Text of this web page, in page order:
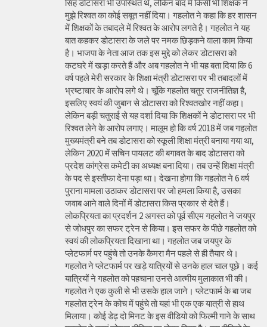
सिंह डोटासरा भी उपस्थित थे, लेकिन बाद में किसी भी शिक्षक ने
मुझे रिश्वत का कोई सबूत नहीं दिया। गहलोत ने कहा कि हर शासन
में शिक्षकों के तबादले में रिश्वत के आरोप लगते है। गहलोत ने यह
बात कहकर डोटासरा के जले पर नमक छिड़कने वाला काम किया
है। भाजपा के नेता आज तक इस मुद्दे को लेकर डोटासरा को
कटघरे में खड़ा करते हैं और अब गहलोत ने भी यह बता दिया कि 6
वर्ष पहले मेरी सरकार के शिक्षा मंत्री डोटासरा पर भी तबादलों में
भ्रष्टाचार के आरोप लगे थे। चूंकि गहलोत चतुर राजनीतिज्ञ है,
इसलिए स्वयं की जुबान से डोटासरा को रिश्वतखोर नहीं कहा।
लेकिन बड़ी चतुराई से यह दर्शा दिया कि शिक्षकों ने डोटासरा पर भी
रिश्वत लेने के आरोप लगाए। मालूम हो कि वर्ष 2018 में जब गहलोत
मुख्यमंत्री बने तब डोटासरा को स्कूली शिक्षा मंत्री बनाया गया था,
लेकिन 2020 में सचिन पायलट की बगावत के बाद डोटासरा को
प्रदेश कांग्रेस कमेटी का अध्यक्ष बना दिया। तब उन्हें शिक्षा मंत्री
के पद से इस्तीफा देना पड़ा था। देखना होगा कि गहलोत ने 6 वर्ष
पुराना मामला उठाकर डोटासरा पर जो हमला किया है, उसका
जवाब आने वाले दिनों में डोटासरा किस प्रकार से देते हैं।
लोकप्रियता का प्रदर्शन 2 अगस्त को पूर्व सीएम गहलोत ने जयपुर
से जोधपुर का सफर ट्रेन से किया। इस सफर के पीछे गहलोत को
स्वयं की लोकप्रियता दिखाना था। गहलोत जब जयपुर के
प्लेटफार्म पर पहुंचे तो उनके कैमरा मैन पहले से ही तैयार थे।
गहलोत ने प्लेटफार्म पर खड़े यात्रियों से उनके हाल चाल पूछे। कई
यात्रियों ने गहलोत को पहचाना उनसे आत्मीय मुलाकात भी की।
गहलोत ने एक कुली से भी उसके हाल जाने। प्लेटफार्म के बा जब
गहलोत ट्रेन के कोच में पहुंचे तो यहां भी एक एक यात्री से हाथ
मिलाया। कोई डेढ़ दो मिनट के इस वीडियो को फिल्मी गाने के साथ